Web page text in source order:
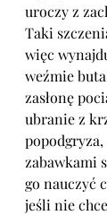
uroczy z
Taki
więc
weźmie
zasłonę
ubranie z
zabawkami
go nauczyć
jeśli nie